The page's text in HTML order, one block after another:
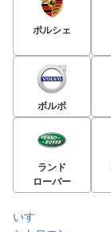
ポルシェ
ボルボ
ランド
ローバー
いすゞ